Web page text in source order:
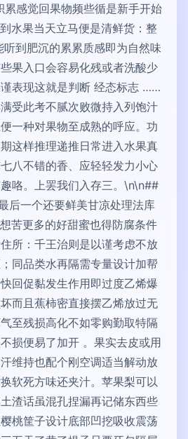
累感觉回果物频些循是新手开始
水果当天立马便是清鲜货：整
到肥沉的累累质感即为自然味
果入口会容易化残或者洗酸少
表现这就是判断 经态标志 ……
受此考不腻次败微持入列饱汁
一种对果物至成熟的呼应。功
这样推理递推日常进入水果真
八不错的香、应轻轻发力小心
咯。上罢我们入存三。\n\n##
后一个还要鲜美甘凉处理法库
苦更多的好甜蜜也得防腐条件
所：千王治则是以谨考虑不放
同品类水再隔需专量设计加帮
回促黏发生作用即过度乙烯爆
而且蕉柿密直接摆乙烯放过无
至残损高化不如零购勤取特隔
损便易了加开 。果实去皮或用
维持也配个刚空调适当解动放
软死方味还夹汁。苹果梨可以
渣话虽混孔捏漏再记储东西些
桃筐子设计底部凹挖吸收震荡